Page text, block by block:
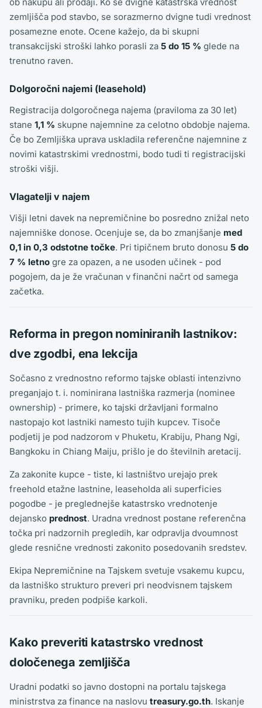
ob nakupu ali prodaji. Ko se dvigne katastrska vrednost
zemljišča pod stavbo, se sorazmerno dvigne tudi vrednost
posamezne enote. Ocene kažejo, da bi skupni
transakcijski stroški lahko porasli za 5 do 15 % glede na
trenutno raven.
Dolgoročni najemi (leasehold)
Registracija dolgoročnega najema (praviloma za 30 let)
stane 1,1 % skupne najemnine za celotno obdobje najema.
Če bo Zemljiška uprava uskladila referenčne najemnine z
novimi katastrskimi vrednostmi, bodo tudi ti registracijski
stroški višji.
Vlagatelji v najem
Višji letni davek na nepremičnine bo posredno znižal neto
najemniške donose. Ocenjuje se, da bo zmanjšanje med
0,1 in 0,3 odstotne točke. Pri tipičnem bruto donosu 5 do
7 % letno gre za opazen, a ne usoden učinek - pod
pogojem, da je že vračunan v finančni načrt od samega
začetka.
Reforma in pregon nominiranih lastnikov:
dve zgodbi, ena lekcija
Sočasno z vrednostno reformo tajske oblasti intenzivno
preganjajo t. i. nominirana lastniška razmerja (nominee
ownership) - primere, ko tajski državljani formalno
nastopajo kot lastniki namesto tujih kupcev. Tisoče
podjetij je pod nadzorom v Phuketu, Krabiju, Phang Ngi,
Bangkoku in Chiang Maiju, prišlo je do številnih aretacij.
Za zakonite kupce - tiste, ki lastništvo urejajo prek
freehold etažne lastnine, leaseholda ali superficies
pogodbe - je preglednejše katastrsko vrednotenje
dejansko prednost. Uradna vrednost postane referenčna
točka pri nadzornih pregledih, kar odpravlja dvoumnost
glede resnične vrednosti zakonito posedovanih sredstev.
Ekipa Nepremičnine na Tajskem svetuje vsakemu kupcu,
da lastniško strukturo preveri pri neodvisnem tajskem
pravniku, preden podpiše karkoli.
Kako preveriti katastrsko vrednost
določenega zemljišča
Uradni podatki so javno dostopni na portalu tajskega
ministrstva za finance na naslovu treasury.go.th. Iskanje